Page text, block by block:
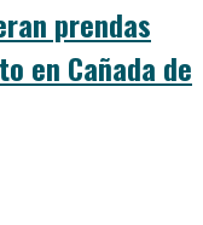
prendas
en Cañada de